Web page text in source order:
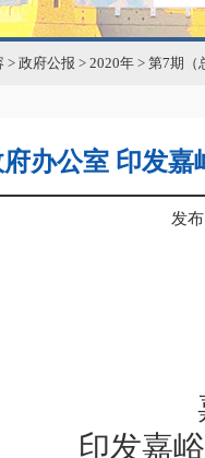
> 政府公报 > 2020年 > 第7期（
办公室 印发
发
印发嘉